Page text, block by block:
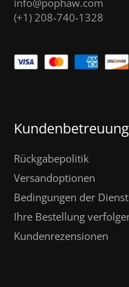
(+1) 208-740-1328
Kundenbetreuung
Rückgabepolitik
Versandoptionen
Bedingungen der
Ihre Bestellung
Kundenrezensionen